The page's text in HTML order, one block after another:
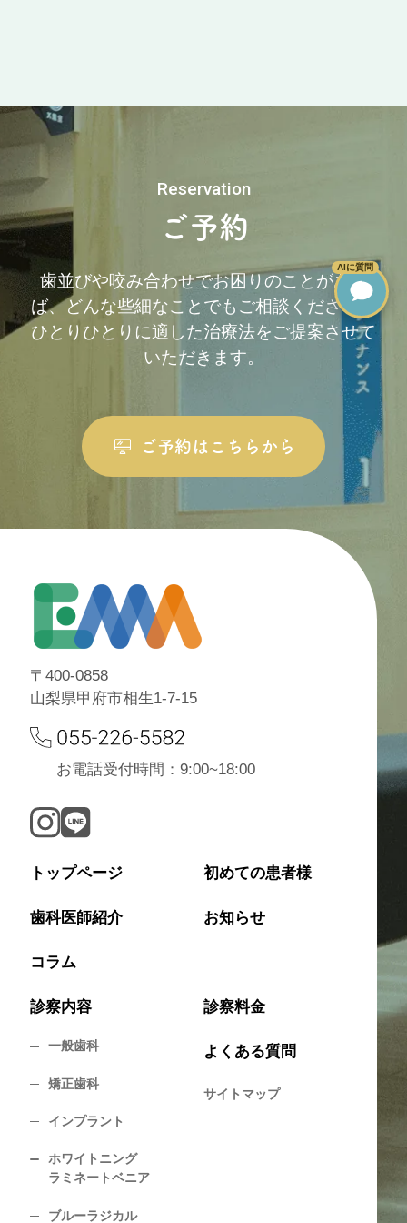
Reservation
ご予約
歯並びや咬み合わせでお困りのことがあれ
ば、どんな些細なことでもご相談ください。
ひとりひとりに適した治療法をご提案させて
いただきます。
ご予約はこちらから
〒400-0858
山梨県甲府市相生1-7-15
お電話受付時間：9:00~18:00
トップページ 初めての患者様
歯科医師紹介 お知らせ
コラム
診察内容
一般歯科
矯正歯科
インプラント
ホワイトニング
ラミネートベニア
ブルーラジカル
診察料金
よくある質問
サイトマップ
AIに質問